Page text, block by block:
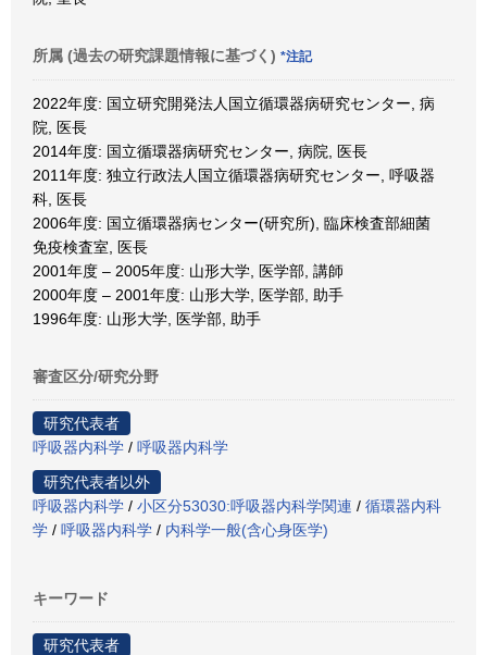
所属 (過去の研究課題情報に基づく) *注記
2022年度: 国立研究開発法人国立循環器病研究センター, 病
院, 医長
2014年度: 国立循環器病研究センター, 病院, 医長
2011年度: 独立行政法人国立循環器病研究センター, 呼吸器
科, 医長
2006年度: 国立循環器病センター(研究所), 臨床検査部細菌
免疫検査室, 医長
2001年度 – 2005年度: 山形大学, 医学部, 講師
2000年度 – 2001年度: 山形大学, 医学部, 助手
1996年度: 山形大学, 医学部, 助手
審査区分/研究分野
研究代表者
呼吸器内科学 / 呼吸器内科学
研究代表者以外
呼吸器内科学 / 小区分53030:呼吸器内科学関連 / 循環器内科
学 / 呼吸器内科学 / 内科学一般(含心身医学)
キーワード
研究代表者